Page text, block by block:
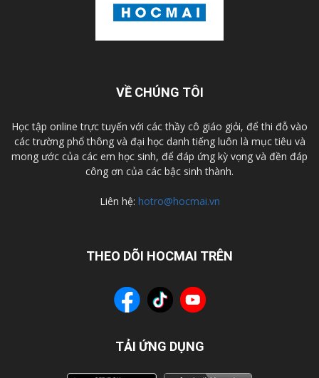
VỀ CHÚNG TÔI
Học tập online trực tuyến với các thầy cô giáo giỏi, để thi đỗ vào
các trường phổ thông và đại học danh tiếng luôn là mục tiêu và
mong ước của các em học sinh, để đáp ứng kỳ vọng và đền đáp
công ơn của các bậc sinh thành.
Liên hệ: hotro@hocmai.vn
THEO DÕI HOCMAI TRÊN
TẢI ỨNG DỤNG